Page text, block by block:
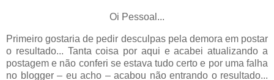
Oi Pessoal...
Primeiro gostaria de pedir desculpas pela demora em postar
o resultado... Tanta coisa por aqui e acabei atualizando a
postagem e não conferi se estava tudo certo e por uma falha
no blogger – eu acho – acabou não entrando o resultado...